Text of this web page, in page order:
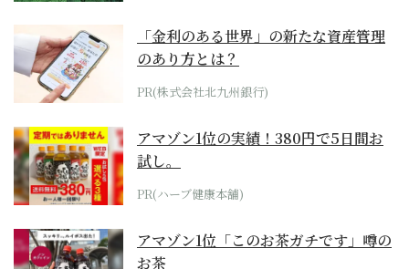
「金利のある世界」の新たな資産管理
のあり方とは？
PR(株式会社北九州銀行)
アマゾン1位の実績！380円で5日間お
試し。
PR(ハーブ健康本舗)
アマゾン1位「このお茶ガチです」噂の
お茶